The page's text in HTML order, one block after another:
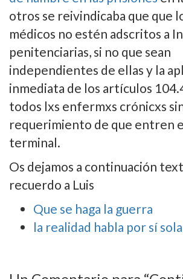
otros se reivindicaba que que
médicos no estén adscritos a
penitenciarias, si no que sean
independientes de ellas y la
inmediata de los artí­culos
todos lxs enfermxs crónicxs
requerimiento de que entren
terminal.
Os dejamos a continuación
recuerdo a Luis
Que se haga la guerra
la realidad habla por sí­ sola